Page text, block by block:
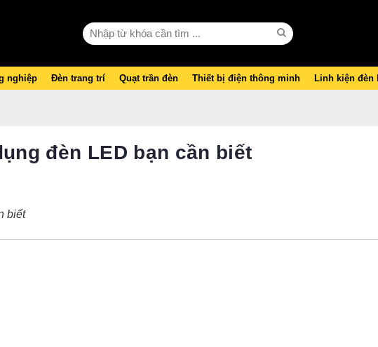
nghiệp Đèn trang trí Quạt trần đèn Thiết bị điện thông minh Linh kiện đèn
đèn LED bạn cần biết
biết